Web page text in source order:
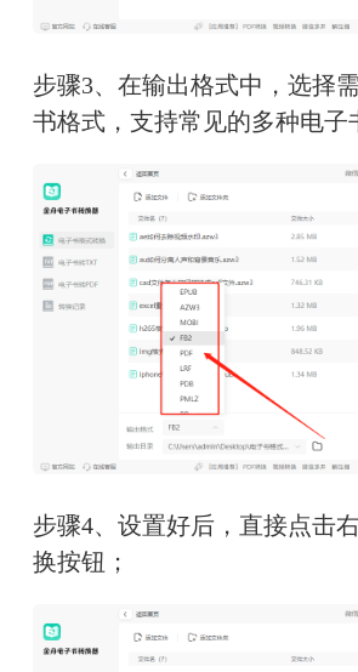
步骤3、在输出格式中，选择
书格式，支持常见的多种电子
步骤4、设置好后，直接点击
换按钮；